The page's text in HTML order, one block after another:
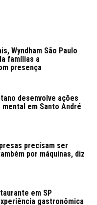
Wyndham São Paulo
famílias a
presença
desenvolve ações
em Santo André
precisam ser
por máquinas, diz
em SP
gastronômica